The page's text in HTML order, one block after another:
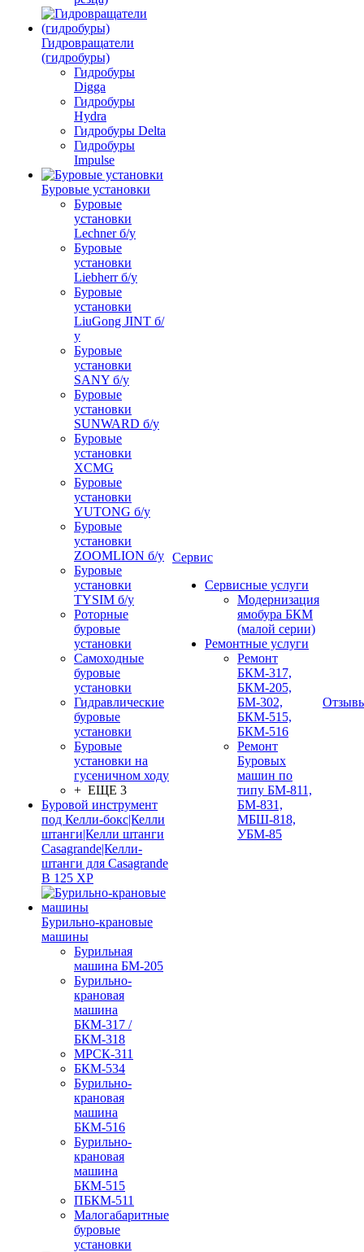
Гидровращатели
(гидробуры)
Гидробуры
Digga
Гидробуры
Hydra
Гидробуры Delta
Гидробуры
Impulse
Буровые установки
Буровые
установки
Lechner б/у
Буровые
установки
Liebherr б/у
Буровые
установки
LiuGong JINT б/
у
Буровые
установки
SANY б/у
Буровые
установки
SUNWARD б/у
Буровые
установки
XCMG
Буровые
установки
YUTONG б/у
Буровые
установки
ZOOMLION б/у
Буровые
установки
TYSIM б/у
Роторные
буровые
установки
Самоходные
буровые
установки
Гидравлические
буровые
установки
Буровые
установки на
гусеничном ходу
+ ЕЩЕ 3
Буровой инструмент
под Келли-бокс|Келли
штанги|Келли штанги
Casagrande|Келли-
штанги для Casagrande
B 125 XP
Бурильно-крановые
машины
Бурильная
машина БМ-205
Бурильно-
крановая
машина
БКМ-317 /
БКМ-318
МРСК-311
БКМ-534
Бурильно-
крановая
машина
БКМ-516
Бурильно-
крановая
машина
БКМ-515
ПБКМ-511
Малогабаритные
буровые
установки
Сервис
Сервисные услуги
Модернизация
ямобура БКМ
(малой серии)
Ремонтные услуги
Ремонт
БКМ-317,
БКМ-205,
БМ-302,
БКМ-515,
БКМ-516
Ремонт
Буровых
машин по
типу БМ-811,
БМ-831,
МБШ-818,
УБМ-85